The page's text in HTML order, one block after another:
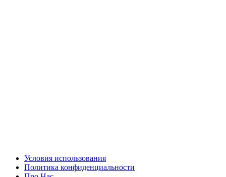
Условия использования
Политика конфиденциальности